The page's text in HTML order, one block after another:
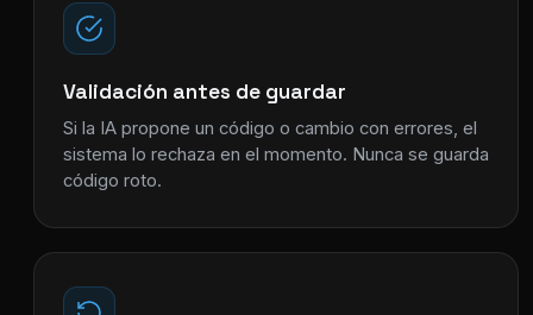
Validación antes de guardar
Si la IA propone un código o cambio con errores, el
sistema lo rechaza en el momento. Nunca se guarda
código roto.